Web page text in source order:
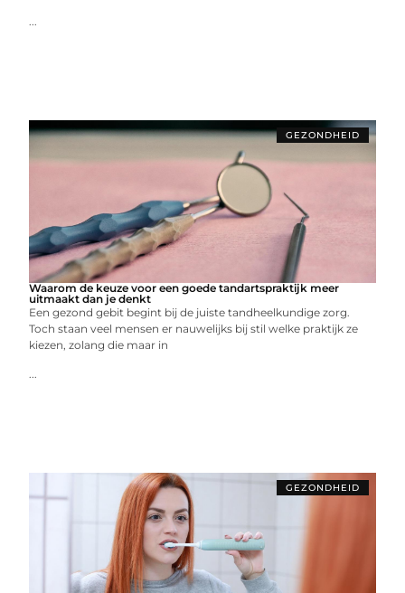
...
GEZONDHEID
Waarom de keuze voor een goede tandartspraktijk meer
uitmaakt dan je denkt
Een gezond gebit begint bij de juiste tandheelkundige zorg.
Toch staan veel mensen er nauwelijks bij stil welke praktijk ze
kiezen, zolang die maar in
...
GEZONDHEID